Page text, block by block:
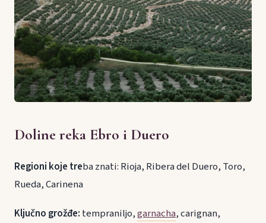
Doline reka Ebro i Duero
Regioni koje treba znati: Rioja, Ribera del Duero, Toro,
Rueda, Carinena
Ključno grožđe: tempraniljo,garnacha, carignan,